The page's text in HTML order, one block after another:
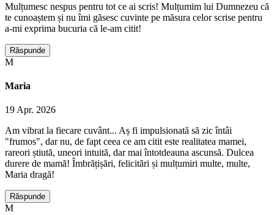
Mulțumesc nespus pentru tot ce ai scris! Mulțumim lui Dumnezeu că
te cunoaștem și nu îmi găsesc cuvinte pe măsura celor scrise pentru
a-mi exprima bucuria că le-am citit!
Răspunde
M
Maria
19 Apr. 2026
Am vibrat la fiecare cuvânt... Aș fi impulsionată să zic întâi
"frumos", dar nu, de fapt ceea ce am citit este realitatea mamei,
rareori știută, uneori intuită, dar mai întotdeauna ascunsă. Dulcea
durere de mamă! Îmbrățișări, felicitări și mulțumiri multe, multe,
Maria dragă!
Răspunde
M